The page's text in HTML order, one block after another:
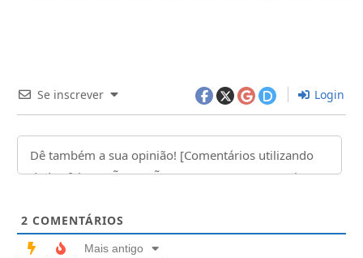
Se inscrever Login
2 COMENTÁRIOS
Mais antigo